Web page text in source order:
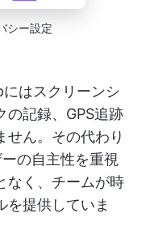
シー設定
はスクリーンシ
の記録、GPS追跡
せん。その代わり
の自主性を重視
なく、チームが時
を提供していま